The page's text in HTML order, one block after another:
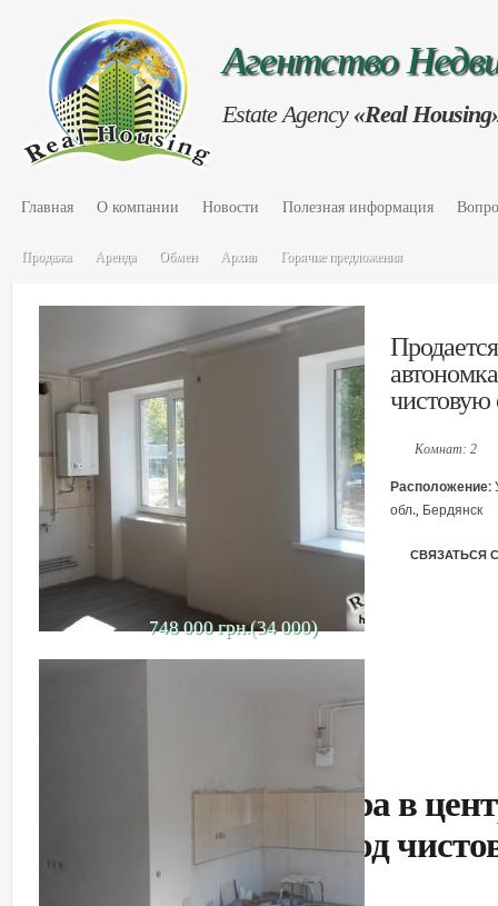
Агентство
Estate Agency «Real
Главная О компании Новости Полезная информация
Продажа Аренда Обмен Архив Горячие предложения
748 000 грн.(34 000)
чистовую
Комнат: 2
Расположение:
обл., Бердянск
СВЯЗАТЬСЯ
Продается квартира в
кухня-студия, под